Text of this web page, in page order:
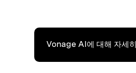
Vonage AI에 대해 자세